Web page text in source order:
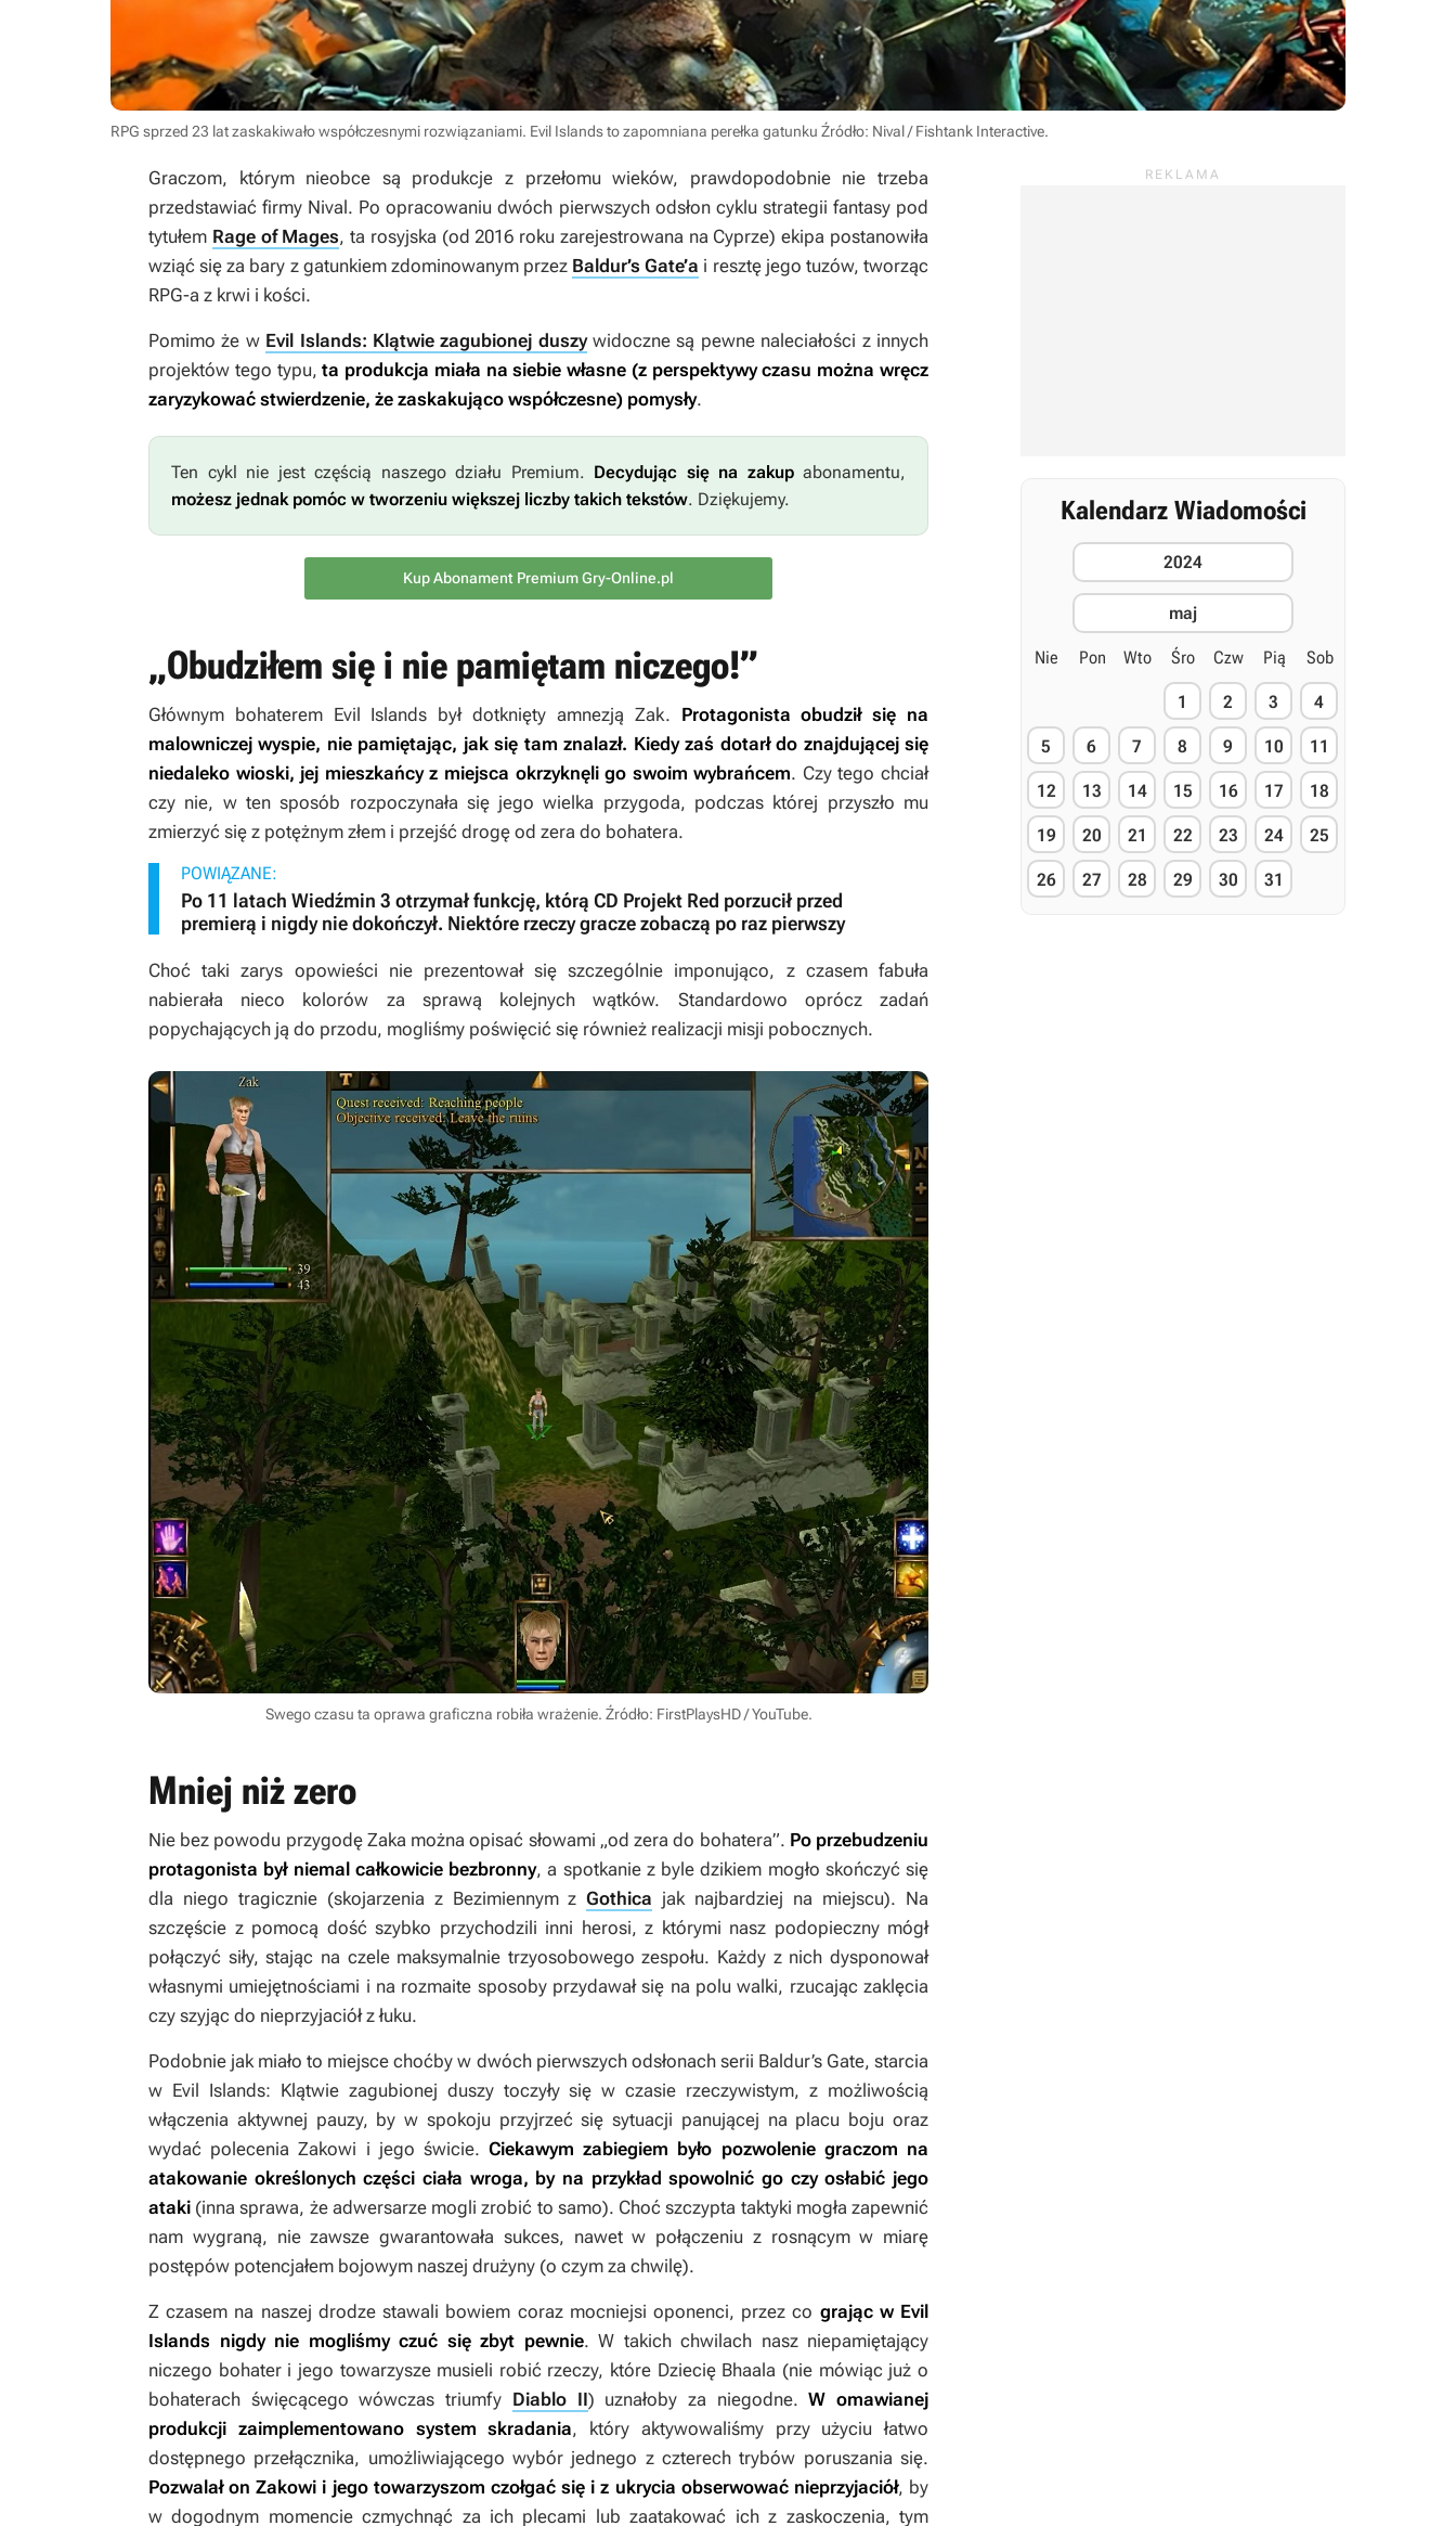
RPG sprzed 23 lat zaskakiwało współczesnymi rozwiązaniami. Evil Islands to zapomniana perełka gatunku Źródło: Nival / Fishtank Interactive.
Graczom, którym nieobce są produkcje z przełomu wieków, prawdopodobnie nie trzeba
przedstawiać firmy Nival. Po opracowaniu dwóch pierwszych odsłon cyklu strategii fantasy pod
tytułem Rage of Mages, ta rosyjska (od 2016 roku zarejestrowana na Cyprze) ekipa postanowiła
wziąć się za bary z gatunkiem zdominowanym przez Baldur’s Gate’a i resztę jego tuzów, tworząc
RPG-a z krwi i kości.
Pomimo że w Evil Islands: Klątwie zagubionej duszywidoczne są pewne naleciałości z innych
projektów tego typu,ta produkcja miała na siebie własne (z perspektywy czasu można wręcz
zaryzykować stwierdzenie, że zaskakująco współczesne) pomysły.
Ten cykl nie jest częścią naszego działu Premium. Decydując się na zakupabonamentu,
możesz jednak pomóc w tworzeniu większej liczby takich tekstów. Dziękujemy.
Kup Abonament Premium Gry-Online.pl
„Obudziłem się i nie pamiętam niczego!”
Głównym bohaterem Evil Islands był dotknięty amnezją Zak. Protagonista obudził się na
malowniczej wyspie, nie pamiętając, jak się tam znalazł. Kiedy zaś dotarł do znajdującej się
niedaleko wioski, jej mieszkańcy z miejsca okrzyknęli go swoim wybrańcem. Czy tego chciał
czy nie, w ten sposób rozpoczynała się jego wielka przygoda, podczas której przyszło mu
zmierzyć się z potężnym złem i przejść drogę od zera do bohatera.
POWIĄZANE:
Po 11 latach Wiedźmin 3 otrzymał funkcję, którą CD Projekt Red porzucił przed
premierą i nigdy nie dokończył. Niektóre rzeczy gracze zobaczą po raz pierwszy
Choć taki zarys opowieści nie prezentował się szczególnie imponująco, z czasem fabuła
nabierała nieco kolorów za sprawą kolejnych wątków. Standardowo oprócz zadań
popychających ją do przodu, mogliśmy poświęcić się również realizacji misji pobocznych.
Swego czasu ta oprawa graficzna robiła wrażenie. Źródło: FirstPlaysHD / YouTube.
Mniej niż zero
Nie bez powodu przygodę Zaka można opisać słowami „od zera do bohatera”. Po przebudzeniu
protagonista był niemal całkowicie bezbronny, a spotkanie z byle dzikiem mogło skończyć się
dla niego tragicznie (skojarzenia z Bezimiennym zGothica jak najbardziej na miejscu). Na
szczęście z pomocą dość szybko przychodzili inni herosi, z którymi nasz podopieczny mógł
połączyć siły, stając na czele maksymalnie trzyosobowego zespołu. Każdy z nich dysponował
własnymi umiejętnościami i na rozmaite sposoby przydawał się na polu walki, rzucając zaklęcia
czy szyjąc do nieprzyjaciół z łuku.
Podobnie jak miało to miejsce choćby w dwóch pierwszych odsłonach serii Baldur’s Gate, starcia
w Evil Islands: Klątwie zagubionej duszytoczyły się w czasie rzeczywistym, z możliwością
włączenia aktywnej pauzy, by w spokoju przyjrzeć się sytuacji panującej na placu boju oraz
wydać polecenia Zakowi i jego świcie.Ciekawym zabiegiem było pozwolenie graczom na
atakowanie określonych części ciała wroga, by na przykład spowolnić go czy osłabić jego
ataki (inna sprawa, że adwersarze mogli zrobić to samo). Choć szczypta taktyki mogła zapewnić
nam wygraną, nie zawsze gwarantowała sukces, nawet w połączeniu z rosnącym w miarę
postępów potencjałem bojowym naszej drużyny (o czym za chwilę).
Z czasem na naszej drodze stawali bowiem coraz mocniejsi oponenci, przez co grając w Evil
Islands nigdy nie mogliśmy czuć się zbyt pewnie. W takich chwilach nasz niepamiętający
niczego bohater i jego towarzysze musieli robić rzeczy, które Dziecię Bhaala (nie mówiąc już o
bohaterach święcącego wówczas triumfy Diablo II) uznałoby za niegodne.W omawianej
produkcji zaimplementowano system skradania, który aktywowaliśmy przy użyciu łatwo
dostępnego przełącznika, umożliwiającego wybór jednego z czterech trybów poruszania się.
Pozwalał on Zakowi i jego towarzyszom czołgać się i z ukrycia obserwować nieprzyjaciół, by
w dogodnym momencie czmychnąć za ich plecami lub zaatakować ich z zaskoczenia, tym
Kalendarz Wiadomości
2024
maj
Nie Pon Wto Śro Czw Pią Sob
1 2 3 4
5 6 7 8 9 10 11
12 13 14 15 16 17 18
19 20 21 22 23 24 25
26 27 28 29 30 31